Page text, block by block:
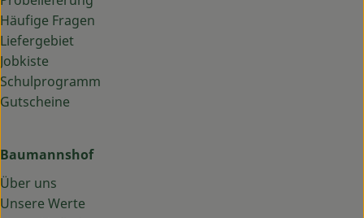
Häufige Fragen
Liefergebiet
Jobkiste
Schulprogramm
Gutscheine
Baumannshof
Über uns
Unsere Werte